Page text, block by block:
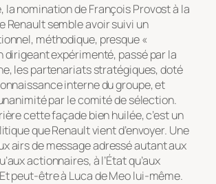
la nomination de François Provost à la
Renault semble avoir suivi un
méthodique, presque «
dirigeant expérimenté, passé par la
les partenariats stratégiques, doté
interne du groupe, et
par le comité de sélection.
cette façade bien huilée, c’est un
que Renault vient d’envoyer. Une
airs de message adressé autant aux
actionnaires, à l’État qu’aux
peut-être à Luca de Meo lui-même.